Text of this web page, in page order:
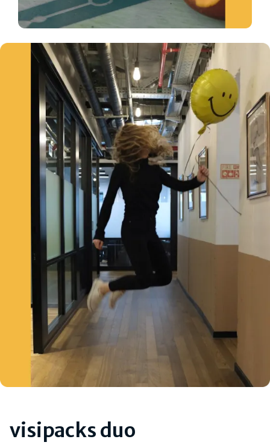
visipacks duo